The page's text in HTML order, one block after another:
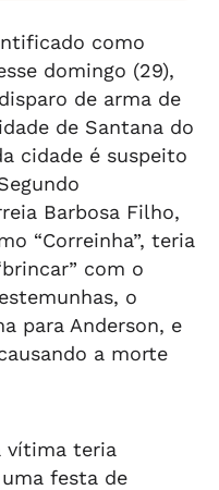
como
domingo (29),
de arma de
de Santana do
cidade é suspeito
Barbosa Filho,
“Correinha”, teria
com o
o
para Anderson, e
a morte
vítima teria
festa de